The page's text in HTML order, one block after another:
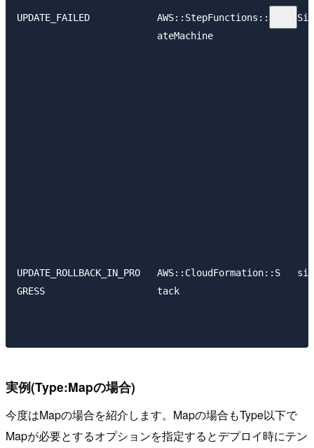
UPDATE_FAILED            AWS::StepFunctions::St
ateMachine
UPDATE_ROLLBACK_IN_PRO
GRESS                    tack
実例(Type:Mapの場合)
今度はMapの場合を紹介します。Mapの場合もType以下で
Mapが必要とするオプションを指定するとデプロイ時にテン